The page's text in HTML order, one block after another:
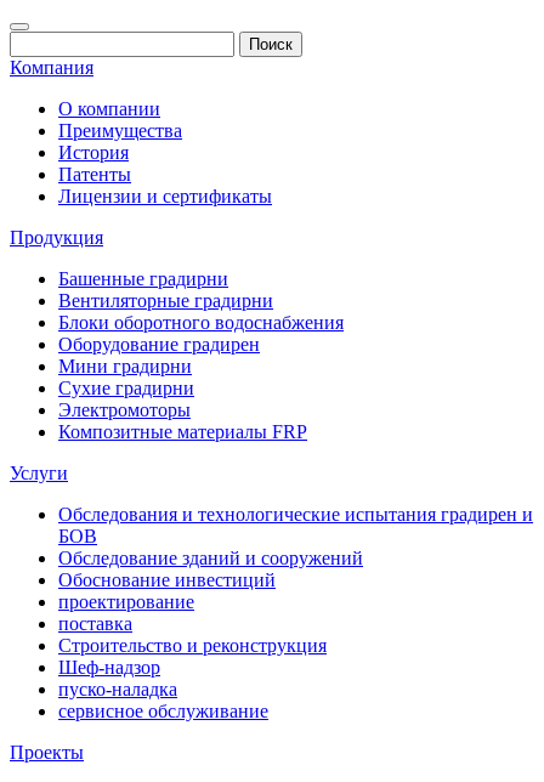
Компания
О компании
Преимущества
История
Патенты
Лицензии и сертификаты
Продукция
Башенные градирни
Вентиляторные градирни
Блоки оборотного водоснабжения
Оборудование градирен
Мини градирни
Сухие градирни
Электромоторы
Композитные материалы FRP
Услуги
Обследования и технологические испытания градирен и
БОВ
Обследование зданий и сооружений
Обоснование инвестиций
проектирование
поставка
Строительство и реконструкция
Шеф-надзор
пуско-наладка
сервисное обслуживание
Проекты